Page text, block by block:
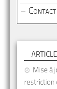
Contact
Mise à
restriction